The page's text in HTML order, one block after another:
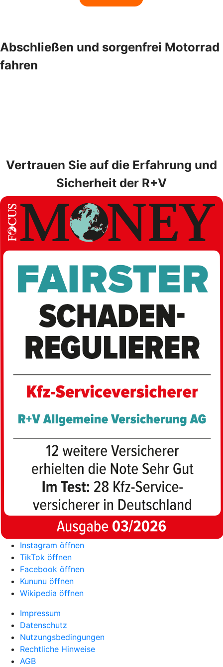
Abschließen und sorgenfrei Motorrad
fahren
Vertrauen Sie auf die Erfahrung und
Sicherheit der R+V
Instagram öffnen
TikTok öffnen
Facebook öffnen
Kununu öffnen
Wikipedia öffnen
Impressum
Datenschutz
Nutzungsbedingungen
Rechtliche Hinweise
AGB